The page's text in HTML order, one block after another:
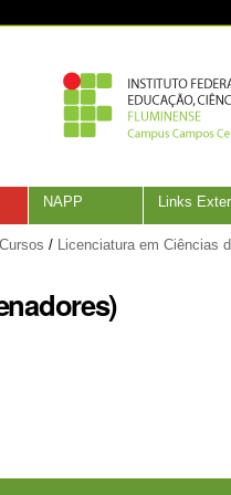
NAPP Links
Cursos / Licenciatura em Ciências